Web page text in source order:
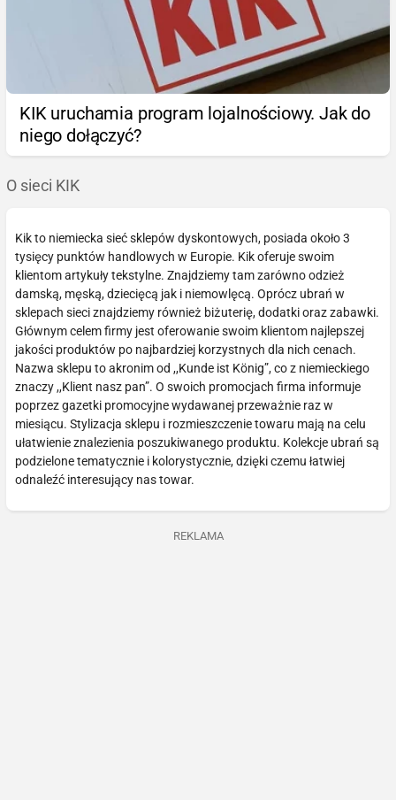
KIK uruchamia program lojalnościowy. Jak do
niego dołączyć?
O sieci KIK
Kik to niemiecka sieć sklepów dyskontowych, posiada około 3
tysięcy punktów handlowych w Europie. Kik oferuje swoim
klientom artykuły tekstylne. Znajdziemy tam zarówno odzież
damską, męską, dziecięcą jak i niemowlęcą. Oprócz ubrań w
sklepach sieci znajdziemy również biżuterię, dodatki oraz zabawki.
Głównym celem firmy jest oferowanie swoim klientom najlepszej
jakości produktów po najbardziej korzystnych dla nich cenach.
Nazwa sklepu to akronim od ,,Kunde ist König”, co z niemieckiego
znaczy ,,Klient nasz pan”. O swoich promocjach firma informuje
poprzez gazetki promocyjne wydawanej przeważnie raz w
miesiącu. Stylizacja sklepu i rozmieszczenie towaru mają na celu
ułatwienie znalezienia poszukiwanego produktu. Kolekcje ubrań są
podzielone tematycznie i kolorystycznie, dzięki czemu łatwiej
odnaleźć interesujący nas towar.
REKLAMA